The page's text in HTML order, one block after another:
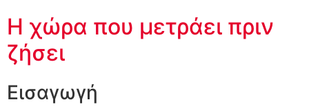
Η χώρα που μετράει πριν
ζήσει
Εισαγωγή